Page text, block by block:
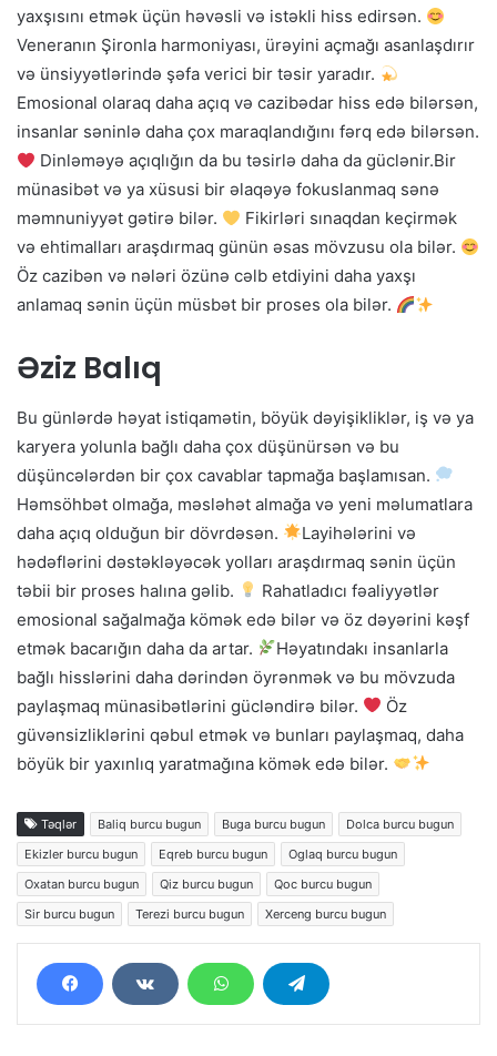
yaxşısını etmək üçün həvəsli və istəkli hiss edirsən.
Veneranın Şironla harmoniyası, ürəyini açmağı asanlaşdırır
və ünsiyyətlərində şəfa verici bir təsir yaradır.
Emosional olaraq daha açıq və cazibədar hiss edə bilərsən,
insanlar səninlə daha çox maraqlandığını fərq edə bilərsən.
Dinləməyə açıqlığın da bu təsirlə daha da güclənir.Bir
münasibət və ya xüsusi bir əlaqəyə fokuslanmaq sənə
məmnuniyyət gətirə bilər.
Fikirləri sınaqdan keçirmək
və ehtimalları araşdırmaq günün əsas mövzusu ola bilər.
Öz cazibən və nələri özünə cəlb etdiyini daha yaxşı
anlamaq sənin üçün müsbət bir proses ola bilər.
Əziz Balıq
Bu günlərdə həyat istiqamətin, böyük dəyişikliklər, iş və ya
karyera yolunla bağlı daha çox düşünürsən və bu
düşüncələrdən bir çox cavablar tapmağa başlamısan.
Həmsöhbət olmağa, məsləhət almağa və yeni məlumatlara
daha açıq olduğun bir dövrdəsən.
Layihələrini və
hədəflərini dəstəkləyəcək yolları araşdırmaq sənin üçün
təbii bir proses halına gəlib.
Rahatladıcı fəaliyyətlər
emosional sağalmağa kömək edə bilər və öz dəyərini kəşf
etmək bacarığın daha da artar.
Həyatındakı insanlarla
bağlı hisslərini daha dərindən öyrənmək və bu mövzuda
paylaşmaq münasibətlərini gücləndirə bilər.
Öz
güvənsizliklərini qəbul etmək və bunları paylaşmaq, daha
böyük bir yaxınlıq yaratmağına kömək edə bilər.
Təqlər Baliq burcu bugun Buga burcu bugun
Dolca burcu bugun
Ekizler burcu bugun
Eqreb burcu bugun
Oglaq burcu bugun
Oxatan burcu bugun
Qiz burcu bugun
Qoc burcu bugun
Sir burcu bugun
Terezi burcu bugun Xerceng burcu bugun